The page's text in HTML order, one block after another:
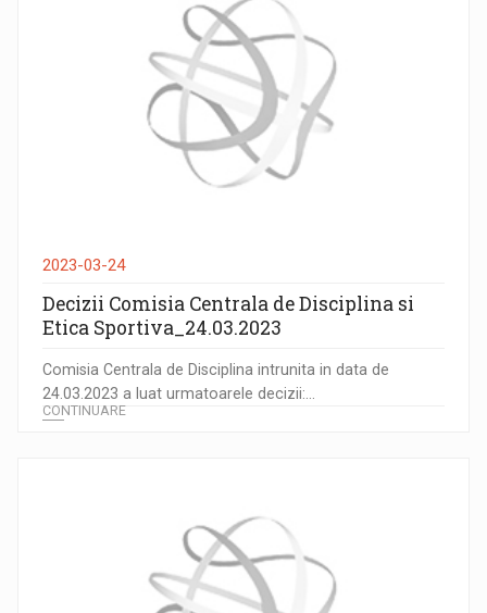
2023-03-24
Decizii Comisia Centrala de Disciplina si
Etica Sportiva_24.03.2023
Comisia Centrala de Disciplina intrunita in data de
24.03.2023 a luat urmatoarele decizii:...
CONTINUARE